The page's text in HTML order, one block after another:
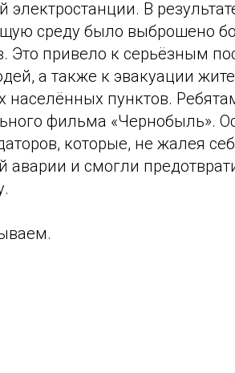
В
среду было выброшено
Это привело к серьёзным
а также к эвакуации
населённых пунктов.
фильма «Чернобыль».
которые, не жалея
аварии и смогли